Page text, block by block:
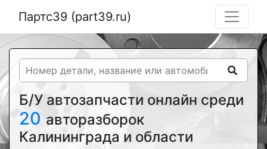
Партс39 (part39.ru)
Б/У автозапчасти онлайн среди
20 авторазборок
Калининграда и области